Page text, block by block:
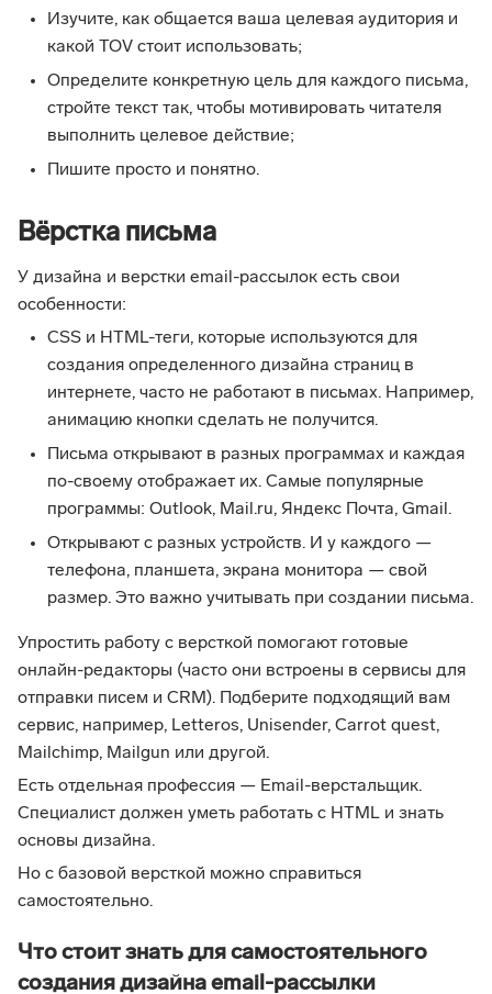
Изучите, как общается ваша целевая аудитория и
какой TOV стоит использовать;
Определите конкретную цель для каждого письма,
стройте текст так, чтобы мотивировать читателя
выполнить целевое действие;
Пишите просто и понятно.
Вёрстка письма
У дизайна и верстки email-рассылок есть свои
особенности:
CSS и HTML-теги, которые используются для
создания определенного дизайна страниц в
интернете, часто не работают в письмах. Например,
анимацию кнопки сделать не получится.
Письма открывают в разных программах и каждая
по-своему отображает их. Самые популярные
программы: Outlook, Mail.ru, Яндекс Почта, Gmail.
Открывают с разных устройств. И у каждого —
телефона, планшета, экрана монитора — свой
размер. Это важно учитывать при создании письма.
Упростить работу с версткой помогают готовые
онлайн-редакторы (часто они встроены в сервисы для
отправки писем и CRM). Подберите подходящий вам
сервис, например, Letteros, Unisender, Carrot quest,
Mailchimp, Mailgun или другой.
Есть отдельная профессия — Email-верстальщик.
Специалист должен уметь работать с HTML и знать
основы дизайна.
Но с базовой версткой можно справиться
самостоятельно.
Что стоит знать для самостоятельного
создания дизайна email-рассылки